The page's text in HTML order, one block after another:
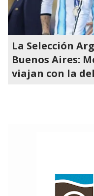
La Selección
Buenos Aires:
viajan con la